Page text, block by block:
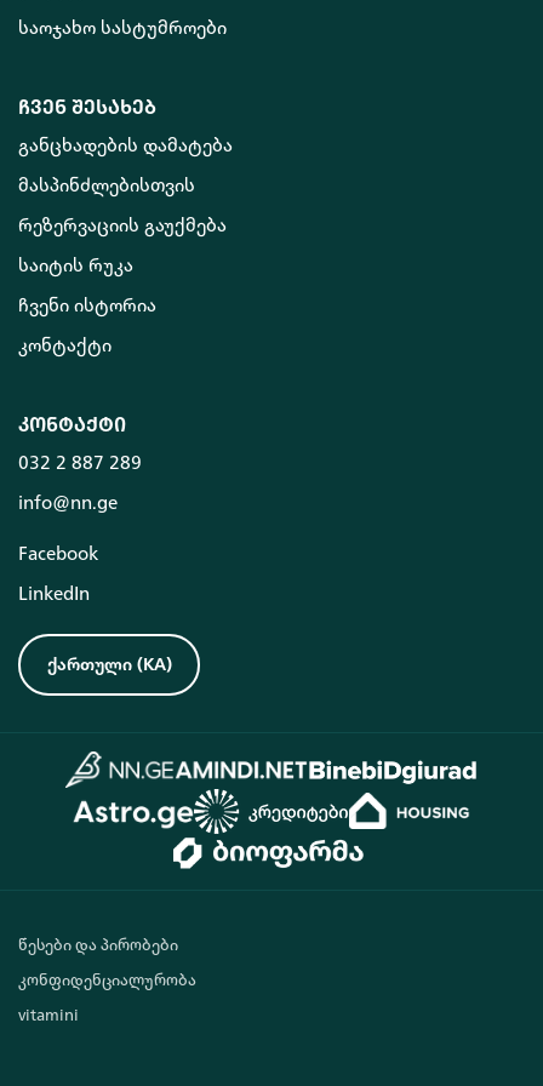
საოჯახო სასტუმროები
ჩვენ შესახებ
განცხადების დამატება
მასპინძლებისთვის
რეზერვაციის გაუქმება
საიტის რუკა
ჩვენი ისტორია
კონტაქტი
კონტაქტი
032 2 887 289
info@nn.ge
Facebook
LinkedIn
ქართული (KA)
წესები და პირობები
კონფიდენციალურობა
vitamini